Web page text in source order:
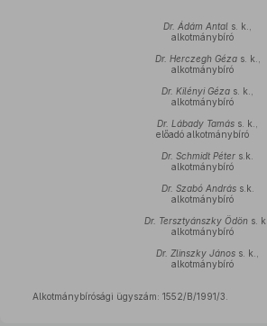
Dr. Ádám Antal s. k.,
alkotmánybíró
Dr. Herczegh Gézas. k.,
alkotmánybíró
Dr. Kilényi Géza s. k.,
alkotmánybíró
Dr. Lábady Tamás s. k.,
előadó alkotmánybíró
Dr. Schmidt Péter s.k.
alkotmánybíró
Dr. Szabó Andráss.k.
alkotmánybíró
Dr. Tersztyánszky Ödöns. k.,
alkotmánybíró
Dr. Zlinszky János s. k.,
alkotmánybíró
Alkotmánybírósági ügyszám: 1552/B/1991/3.